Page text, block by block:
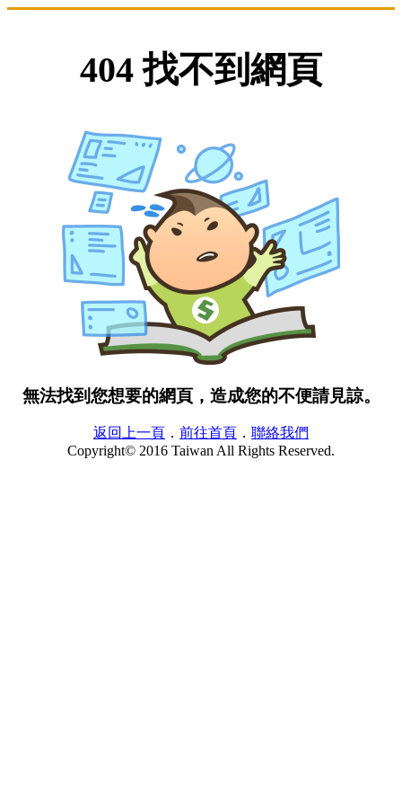
404 找不到網頁
無法找到您想要的網頁，造成您的不便請見諒。
返回上一頁 ． 前往首頁 ． 聯絡我們
Copyright© 2016 Taiwan All Rights Reserved.